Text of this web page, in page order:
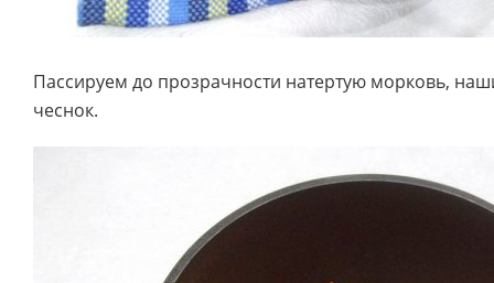
Пассируем до прозрачности натертую морковь,
чеснок.